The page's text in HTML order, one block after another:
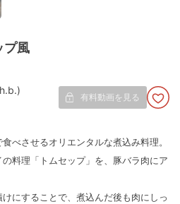
プ風
有料動画を見る
べさせるオリエンタルな煮込み料理。
料理「トムセップ」を、豚バラ肉にア
にすることで、煮込んだ後も肉にしっ